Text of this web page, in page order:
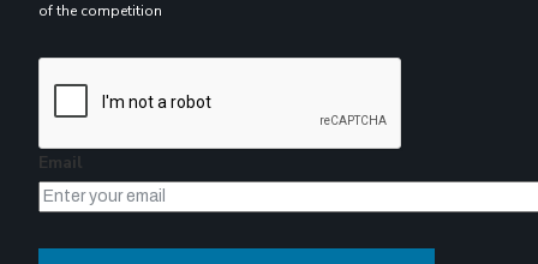
of the competition
Email